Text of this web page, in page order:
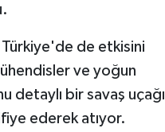
Türkiye'de de etkisini
ve yoğun
detaylı bir savaş uçağı
ederek atıyor.